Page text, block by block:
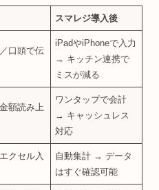
スマレジ導入後
口頭で伝
iPadやiPhoneで入力
→ キッチン連携で
ミスが減る
額読み上
ワンタップで会計
→ キャッシュレス
対応
クセル入
自動集計 → データ
はすぐ確認可能